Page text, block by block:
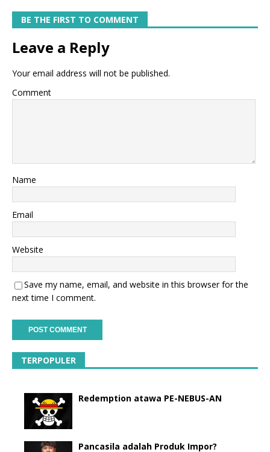
BE THE FIRST TO COMMENT
Leave a Reply
Your email address will not be published.
Comment
Name
Email
Website
Save my name, email, and website in this browser for the
next time I comment.
TERPOPULER
Redemption atawa PE-NEBUS-AN
Pancasila adalah Produk Impor?